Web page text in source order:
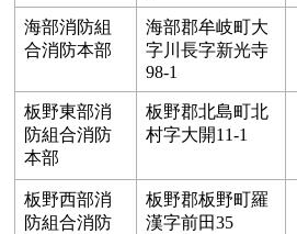
海部消防組
合消防本部
海部郡牟岐町大
字川長字新光寺
98-1
板野東部消
防組合消防
本部
板野郡北島町北
村字大開11-1
板野西部消
防組合消防
板野郡板野町羅
漢字前田35